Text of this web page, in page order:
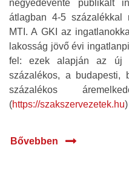
negyedévente publikált
átlagban 4-5
MTI. A GKI az
lakosság jövő évi
fel: ezek alapján az új
százalékos, a budapesti,
százalékos
(https://szakszervezetek.hu)
Bővebben